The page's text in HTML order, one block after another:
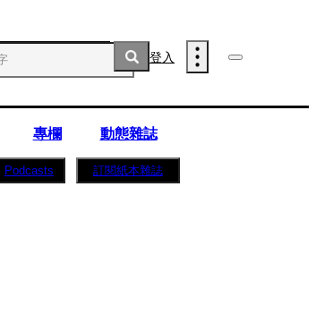
登入
專欄
動態雜誌
Podcasts 訂閱紙本雜誌